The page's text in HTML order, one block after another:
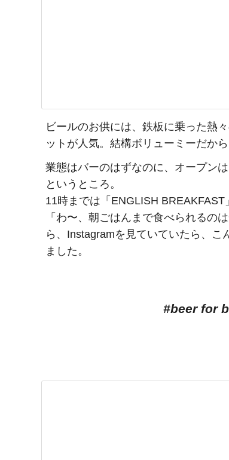
ビールのお供には、鉄板に乗った熱
ットが人気。結構ボリューミーだか
業態はバーのはずなのに、オープン
というところ。
11時までは「ENGLISH BREAKFAST
「わ〜、朝ごはんまで食べられる
ら、Instagramを見ていていたら、
ました。
#beer for